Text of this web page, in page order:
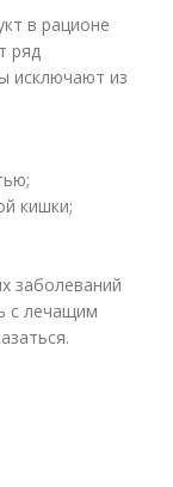
в рационе
ряд
исключают из
кишки;
заболеваний
с лечащим